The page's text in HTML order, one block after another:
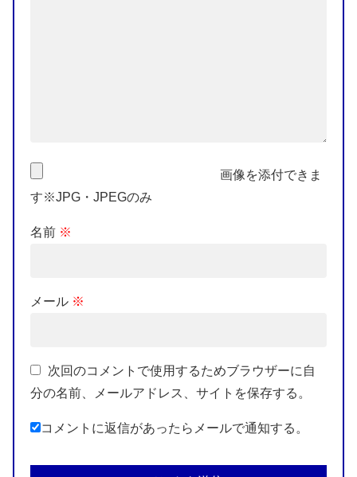
画像を添付できま
す※JPG・JPEGのみ
名前 ※
メール ※
次回のコメントで使用するためブラウザーに自
分の名前、メールアドレス、サイトを保存する。
コメントに返信があったらメールで通知する。